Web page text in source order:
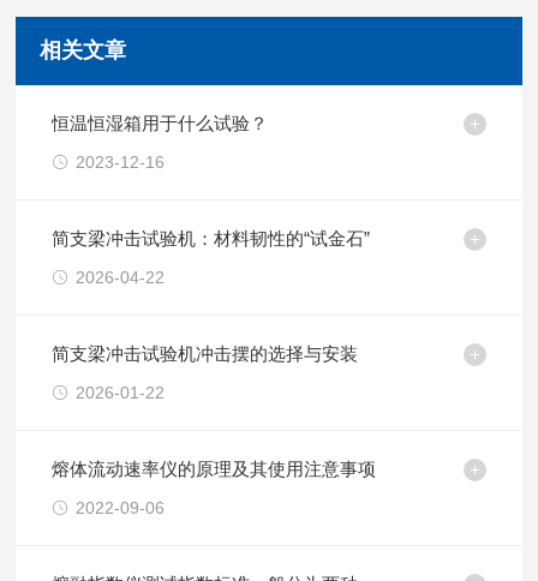
相关文章
恒温恒湿箱用于什么试验？
2023-12-16
简支梁冲击试验机：材料韧性的“试金石”
2026-04-22
简支梁冲击试验机冲击摆的选择与安装
2026-01-22
熔体流动速率仪的原理及其使用注意事项
2022-09-06